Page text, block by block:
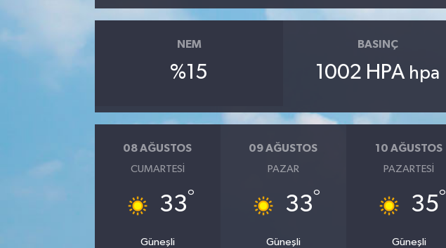
NEM
%15
BASINÇ
1002 HPA hpa
08 AĞUSTOS
CUMARTESI
33°
Güneşli
09 AĞUSTOS
PAZAR
33°
Güneşli
10 AĞUSTOS
PAZARTESI
35°
Güneşli